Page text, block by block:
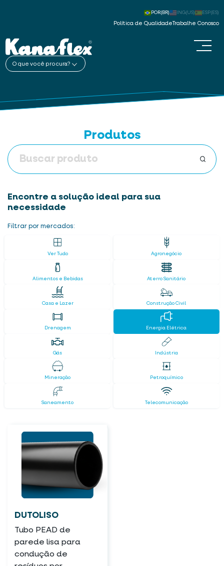
Política de Qualidade Trabalhe Conosco
POR(BR) ING(US) ESP(ES)
O que você procura?
Produtos
Encontre a solução ideal para sua
necessidade
Filtrar por mercados:
Ver Tudo Agronegócio
Alimentos e Bebidas Aterro Sanitário
Casa e Lazer Construção Civil
Drenagem Energia Elétrica
Gás Indústria
Mineração Petroquímico
Saneamento Telecomunicação
DUTOLISO
Tubo PEAD de
parede lisa para
condução de